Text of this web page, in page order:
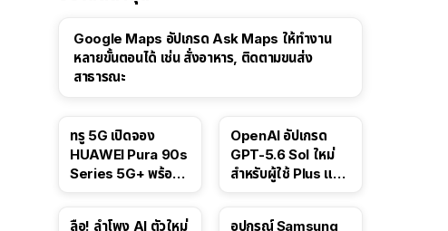
Google Maps อัปเกรด Ask Maps ให้ทำงาน
หลายขั้นตอนได้ เช่น สั่งอาหาร, ติดตามขนส่ง
สาธารณะ
ทรู 5G เปิดจอง
HUAWEI Pura 90s
Series 5G+ พร้อม
OpenAI อัปเกรด
GPT-5.6 Sol ใหม่
สำหรับผู้ใช้ Plus และ
ลือ! ลำโพง AI ตัวใหม่
อุปกรณ์ Samsung